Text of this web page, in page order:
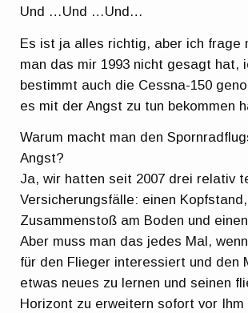
Und …Und …Und…
Es ist ja alles richtig, aber ich frage
man das mir 1993 nicht gesagt hat,
bestimmt auch die Cessna-150
es mit der Angst zu tun bekommen
Warum macht man den
Angst?
Ja, wir hatten seit 2007 drei relativ
Versicherungsfälle: einen
Zusammenstoß am Boden und
Aber muss man das jedes Mal,
für den Flieger interessiert und den
etwas neues zu lernen und seinen
Horizont zu erweitern sofort vor